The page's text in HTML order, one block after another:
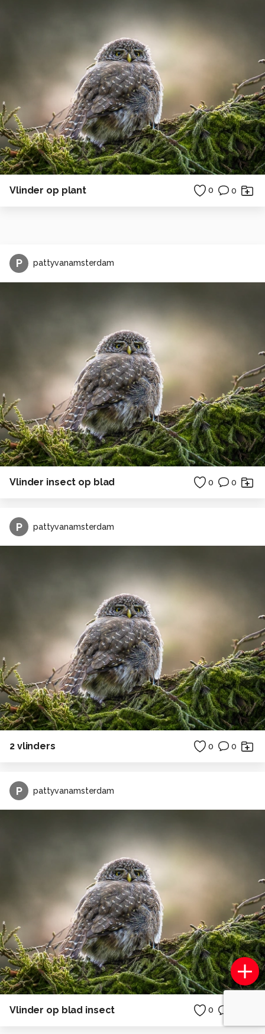
Vlinder op plant 0 0
P pattyvanamsterdam
Vlinder insect op blad 0 0
P pattyvanamsterdam
2 vlinders 0 0
P pattyvanamsterdam
Vlinder op blad insect 0